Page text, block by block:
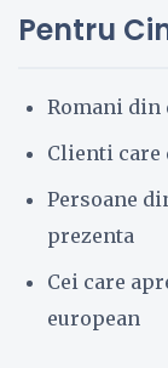
Pentru
Romani din
Clienti care
Persoane
prezenta
Cei care
european